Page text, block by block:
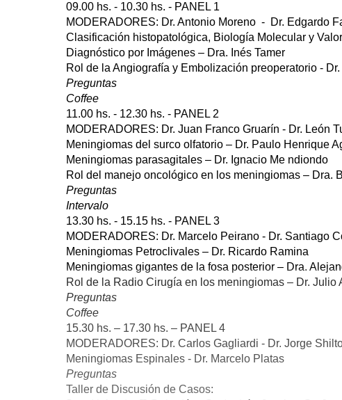
09.00 hs. - 10.30 hs. - PANEL 1
MODERADORES: Dr. Antonio Moreno - Dr. Edgardo
Clasificación histopatológica, Biología Molecular y
Diagnóstico por Imágenes – Dra. Inés Tamer
Rol de la Angiografía y Embolización preoperatorio -
Preguntas
Coffee
11.00 hs. - 12.30 hs. - PANEL 2
MODERADORES: Dr. Juan Franco Gruarín - Dr. León
Meningiomas del surco olfatorio – Dr. Paulo Henrique
Meningiomas parasagitales – Dr. Ignacio Me ndiondo
Rol del manejo oncológico en los meningiomas – Dra.
Preguntas
Intervalo
13.30 hs. - 15.15 hs. - PANEL 3
MODERADORES: Dr. Marcelo Peirano - Dr. Santiago
Meningiomas Petroclivales – Dr. Ricardo Ramina
Meningiomas gigantes de la fosa posterior – Dra.
Rol de la Radio Cirugía en los meningiomas – Dr. Julio
Preguntas
Coffee
15.30 hs. – 17.30 hs. – PANEL 4
MODERADORES: Dr. Carlos Gagliardi - Dr. Jorge
Meningiomas Espinales - Dr. Marcelo Platas
Preguntas
Taller de Discusión de Casos: